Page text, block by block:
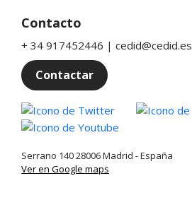
Contacto
+ 34 917452446 | cedid@cedid.es
Contactar
Twitter
Serrano 140 28006 Madrid - España
Ver en Google maps